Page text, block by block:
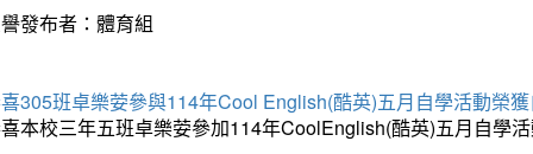
發布者：體育組
305班卓樂荌參與114年Cool English(酷英)五月自學活動榮
本校三年五班卓樂荌參加114年CoolEnglish(酷英)五月自學